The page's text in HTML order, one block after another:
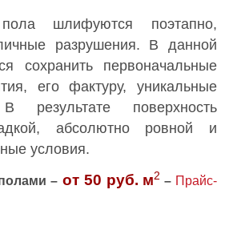
шлифуются поэтапно,
разрушения. В данной
сохранить первоначальные
его фактуру, уникальные
результате поверхность
абсолютно ровной и
условия.
– от 50 руб. м2 – Прайс-